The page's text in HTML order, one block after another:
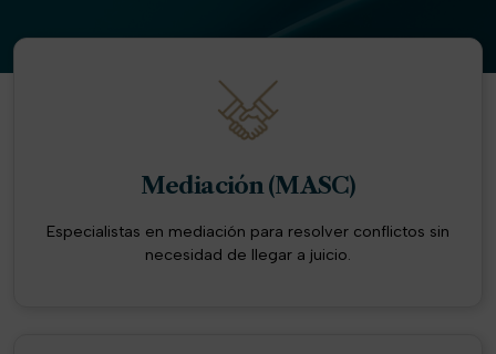
Mediación (MASC)
Especialistas en mediación para resolver conflictos sin
necesidad de llegar a juicio.